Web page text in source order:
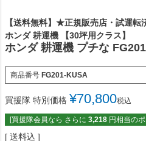
【送料無料】★正規販売店・試運
ホンダ 耕運機 【30坪用クラス】
ホンダ 耕運機 プチな
商品番号 FG201-KUSA
買援隊 特別価格 ¥70,800税込
[買援隊会員なら さらに 3,218 円相当の
送料込